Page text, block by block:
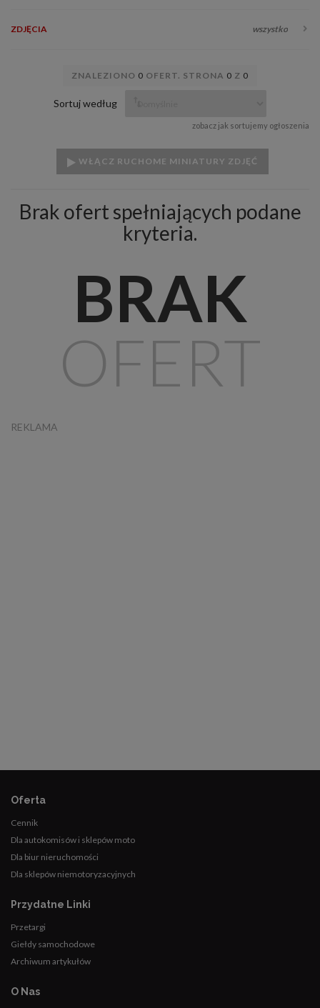
ZDJĘCIA wszystko
ZNALEZIONO 0 OFERT. STRONA 0 Z 0
Sortuj według
zobacz jak sortujemy ogłoszenia
WŁĄCZ RUCHOME MINIATURY ZDJĘĆ
Brak ofert spełniających podane
kryteria.
BRAK
OFERT
REKLAMA
Oferta
Cennik
Dla autokomisów i sklepów moto
Dla biur nieruchomości
Dla sklepów niemotoryzacyjnych
Przydatne Linki
Przetargi
Giełdy samochodowe
Archiwum artykułów
O Nas